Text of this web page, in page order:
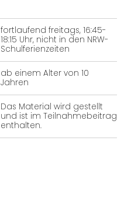
fortlaufend freitags, 16:45-
18:15 Uhr, nicht in den NRW-
Schulferienzeiten
ab einem Alter von 10
Jahren
Das Material wird gestellt
und ist im Teilnahmebeitrag
enthalten.